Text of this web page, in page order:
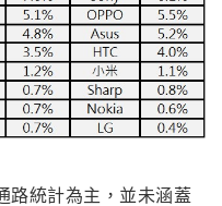
路統計為主，並未涵蓋